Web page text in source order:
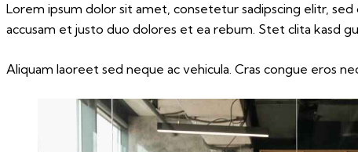
Lorem ipsum dolor sit amet, consetetur sadipscing elitr,
accusam et justo duo dolores et ea rebum. Stet clita kasd
Aliquam laoreet sed neque ac vehicula. Cras congue eros